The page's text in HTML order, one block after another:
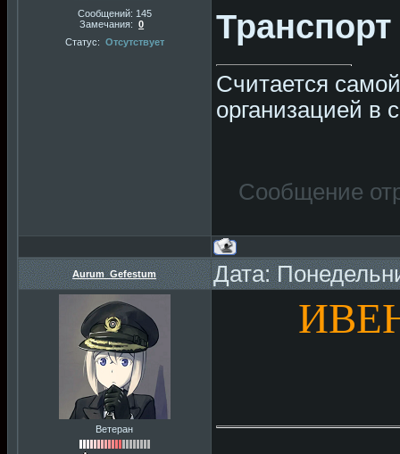
Сообщений: 145
Замечания:0
Статус: Отсутствует
Считается
организацией в
Сообщение
Aurum_Gefestum Дата:
Ветеран